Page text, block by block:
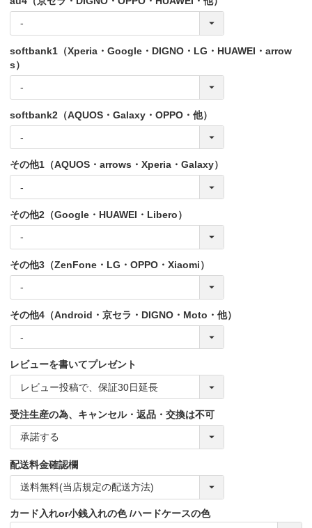
softbank1（Xperia・Google・DIGNO・LG・HUAWEI・arrow
s）
softbank2（AQUOS・Galaxy・OPPO・他）
その他1（AQUOS・arrows・Xperia・Galaxy）
その他2（Google・HUAWEI・Libero）
その他3（ZenFone・LG・OPPO・Xiaomi）
その他4（Android・京セラ・DIGNO・Moto・他）
レビューを書いてプレゼント
受注生産の為、キャンセル・返品・交換は不可
配送料金確認欄
カード入れor小銭入れの色 ハードケースの色